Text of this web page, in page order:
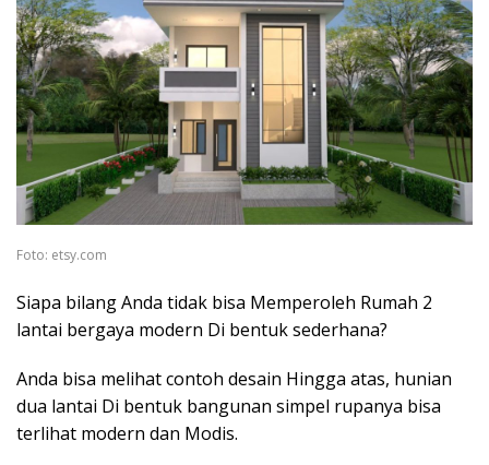
Foto: etsy.com
Siapa bilang Anda tidak bisa Memperoleh Rumah 2
lantai bergaya modern Di bentuk sederhana?
Anda bisa melihat contoh desain Hingga atas, hunian
dua lantai Di bentuk bangunan simpel rupanya bisa
terlihat modern dan Modis.